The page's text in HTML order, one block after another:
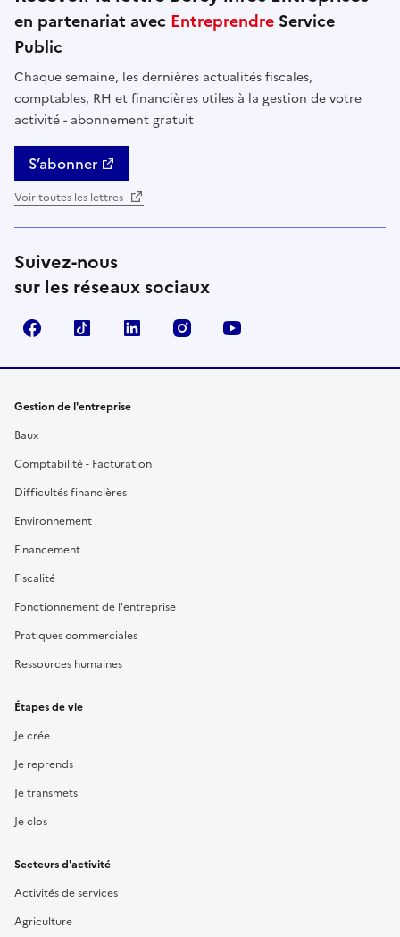
en partenariat avec Entreprendre Service
Public
Chaque semaine, les dernières actualités fiscales,
comptables, RH et financières utiles à la gestion de votre
activité - abonnement gratuit
S’abonner
Voir toutes les lettres
Suivez-nous
sur les réseaux sociaux
FacebookTikTok Linkedin Instagram
Gestion de l'entreprise
Baux
Comptabilité - Facturation
Difficultés financières
Environnement
Financement
Fiscalité
Fonctionnement de l'entreprise
Pratiques commerciales
Ressources humaines
Étapes de vie
Je crée
Je reprends
Je transmets
Je clos
Secteurs d'activité
Activités de services
Agriculture